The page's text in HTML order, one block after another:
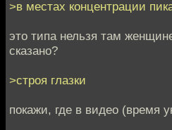
>в местах концентрации
это типа нельзя там
сказано?
>строя глазки
покажи, где в видео (время